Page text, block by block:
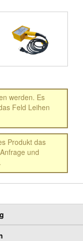
werden. Es
Feld Leihen
Produkt das
und